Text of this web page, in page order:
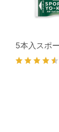
5本入スポ